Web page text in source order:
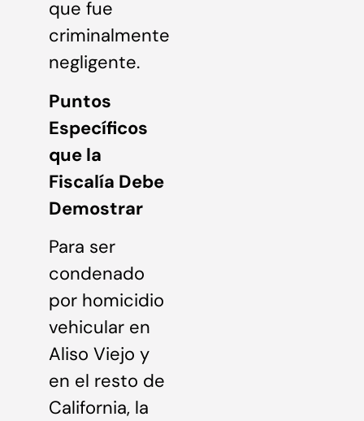
que fue
criminalmente
negligente.
Puntos
Específicos
que la
Fiscalía Debe
Demostrar
Para ser
condenado
por homicidio
vehicular en
Aliso Viejo y
en el resto de
California, la